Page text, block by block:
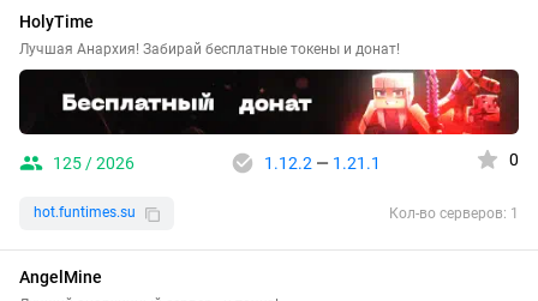
HolyTime
Лучшая Анархия! Забирай бесплатные токены и донат!
125 / 2026 1.12.2 — 1.21.1 0
hot.funtimes.su Кол-во серверов: 1
AngelMine